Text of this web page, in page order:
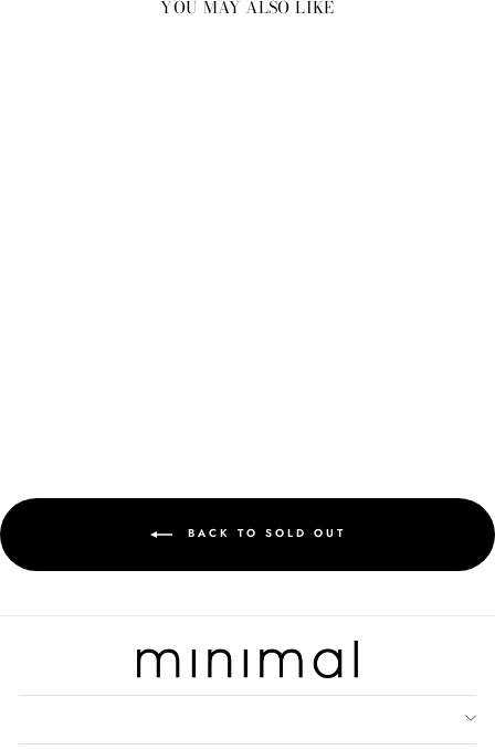
YOU MAY ALSO LIKE
BACK TO SOLD OUT